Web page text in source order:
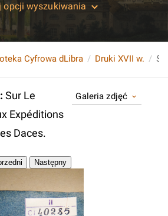
opcji wyszukiwania
Cyfrowa dLibra Druki XVII w.
: Sur Le
Expéditions
Daces.
Galeria zdjęć